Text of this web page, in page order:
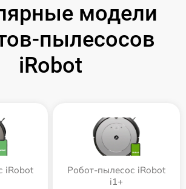
модели
пылесосов
iRobot
iRobot
Робот-пылесос iRobot
i1+